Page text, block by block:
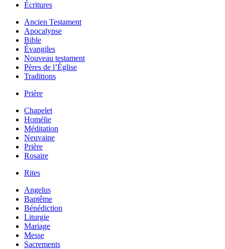
Écritures
Ancien Testament
Apocalypse
Bible
Évangiles
Nouveau testament
Pères de l’Église
Traditions
Prière
Chapelet
Homélie
Méditation
Neuvaine
Prière
Rosaire
Rites
Angelus
Baptême
Bénédiction
Liturgie
Mariage
Messe
Sacrements